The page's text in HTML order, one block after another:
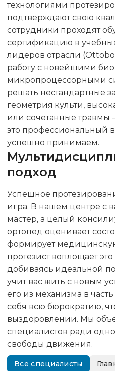
технологиями
подтверждают свою
сотрудники проходят
сертификацию в
лидеров отрасли
работу с новейшими
микропроцессорными
решать нестандартные
геометрия культи,
или сочетанные
это профессиональный
успешно принимаем.
подход
Успешное
игра. В нашем центре с
мастер, а целый
ортопед оценивает
формирует
протезист воплощает
добиваясь идеальной
учит вас жить с новым
его из механизма в
себя всю бюрократию,
выздоровлении. Мы
специалистов ради
свободы движения.
Все специалисты